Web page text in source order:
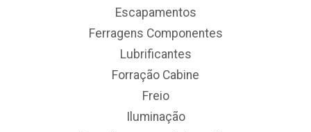
Escapamentos
Ferragens Componentes
Lubrificantes
Forração Cabine
Freio
Iluminação